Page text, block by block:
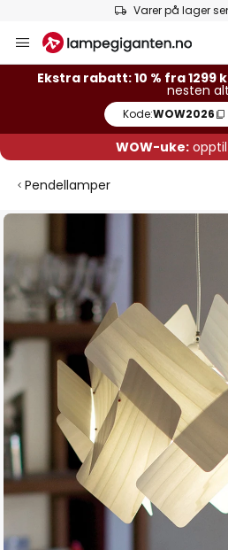
Varer på lager
Hopp
til
innhold
Ekstra rabatt: 10 % fra 1299
nesten alt
Kode:WOW2026
WOW-uke:
Pendellamper
Gå
av
bildegalleri